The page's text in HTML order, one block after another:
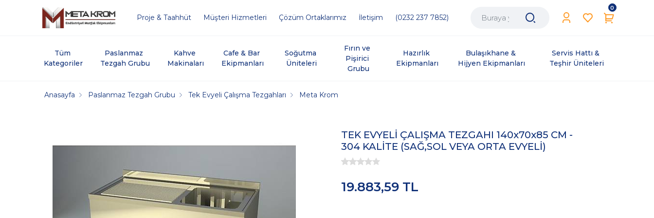
Proje & Taahhüt Müşteri Hizmetleri Çözüm Ortaklarımız İletişim (0232 237 7852)
0
Tüm
Kategoriler
Paslanmaz
Tezgah Grubu
Kahve
Makinaları
Cafe & Bar
Ekipmanları
Soğutma
Üniteleri
Fırın ve
Pişirici
Grubu
Hazırlık
Ekipmanları
Bulaşıkhane &
Hijyen Ekipmanları
Servis Hattı &
Teşhir Üniteleri
Anasayfa Paslanmaz Tezgah Grubu Tek Evyeli Çalışma Tezgahları Meta Krom
TEK EVYELİ ÇALIŞMA TEZGAHI 140x70x85 CM -
304 KALİTE (SAĞ,SOL VEYA ORTA EVYELİ)
19.883,59 TL